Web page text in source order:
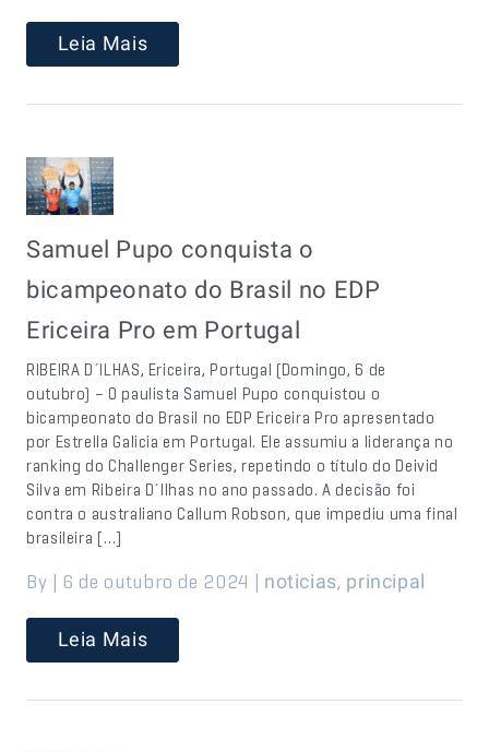
Leia Mais
Samuel Pupo conquista o
bicampeonato do Brasil no EDP
Ericeira Pro em Portugal
RIBEIRA D´ILHAS, Ericeira, Portugal (Domingo, 6 de
outubro) – O paulista Samuel Pupo conquistou o
bicampeonato do Brasil no EDP Ericeira Pro apresentado
por Estrella Galicia em Portugal. Ele assumiu a liderança no
ranking do Challenger Series, repetindo o título do Deivid
Silva em Ribeira D´Ilhas no ano passado. A decisão foi
contra o australiano Callum Robson, que impediu uma final
brasileira […]
By | 6 de outubro de 2024 | noticias, principal
Leia Mais